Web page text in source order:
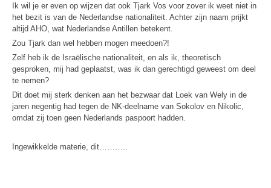
Ik wil je er even op wijzen dat ook Tjark Vos voor zover ik weet niet in
het bezit is van de Nederlandse nationaliteit. Achter zijn naam prijkt
altijd AHO, wat Nederlandse Antillen betekent.
Zou Tjark dan wel hebben mogen meedoen?!
Zelf heb ik de Israëlische nationaliteit, en als ik, theoretisch
gesproken, mij had geplaatst, was ik dan gerechtigd geweest om deel
te nemen?
Dit doet mij sterk denken aan het bezwaar dat Loek van Wely in de
jaren negentig had tegen de NK-deelname van Sokolov en Nikolic,
omdat zij toen geen Nederlands paspoort hadden.
Ingewikkelde materie, dit………..